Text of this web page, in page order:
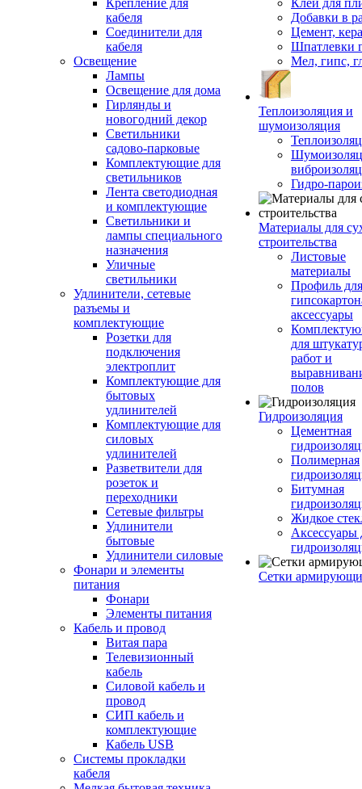
Крепление для
кабеля
Соединители для
кабеля
Освещение
Лампы
Освещение для дома
Гирлянды и
новогодний декор
Светильники
садово-парковые
Комплектующие для
светильников
Лента светодиодная
и комплектующие
Светильники и
лампы специального
назначения
Уличные
светильники
Удлинители, сетевые
разъемы и
комплектующие
Розетки для
подключения
электроплит
Комплектующие для
бытовых
удлинителей
Комплектующие для
силовых
удлинителей
Разветвители для
розеток и
переходники
Сетевые фильтры
Удлинители
бытовые
Удлинители силовые
Фонари и элементы
питания
Фонари
Элементы питания
Кабель и провод
Витая пара
Телевизионный
кабель
Силовой кабель и
провод
СИП кабель и
комплектующие
Кабель USB
Системы прокладки
кабеля
Клей для
Добавки в
Цемент,
Шпатлевки
Мел, гипс,
Теплоизоляция и
шумоизоляция
Гидро-
Материалы для
строительства
Листовые
материалы
Профиль для
аксессуары
для
работ и
полов
Гидроизоляция
Цементная
Полимерная
Битумная
Жидкое
Аксессуары
Сетки